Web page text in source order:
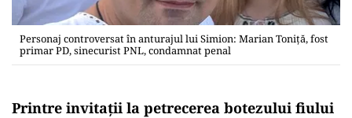
Personaj controversat în anturajul lui Simion: Marian Toniță, fost
primar PD, sinecurist PNL, condamnat penal
Printre invitații la petrecerea botezului fiului